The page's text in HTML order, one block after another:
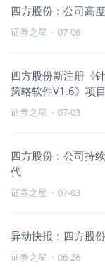
四方股份：公司高
证券之星 · 07-06
四方股份新注册《
策略软件V1.6》项
证券之星 · 07-03
四方股份：公司持
代
证券之星 · 07-03
异动快报：四方股
证券之星 · 06-26